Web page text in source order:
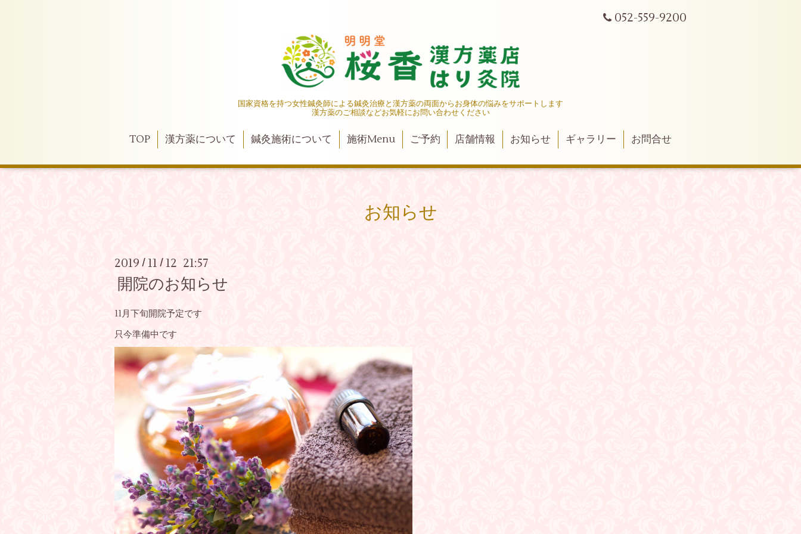
052-559-9200
国家資格を持つ女性鍼灸師による鍼灸治療と漢方薬の両面からお身体の悩みをサポートします
漢方薬のご相談などお気軽にお問い合わせください
TOP 漢方薬について 鍼灸施術について 施術Menu ご予約 店舗情報 お知らせ ギャラリー お問合せ
お知らせ
2019 / 11 / 12 21:57
開院のお知らせ
11月下旬開院予定です
只今準備中です